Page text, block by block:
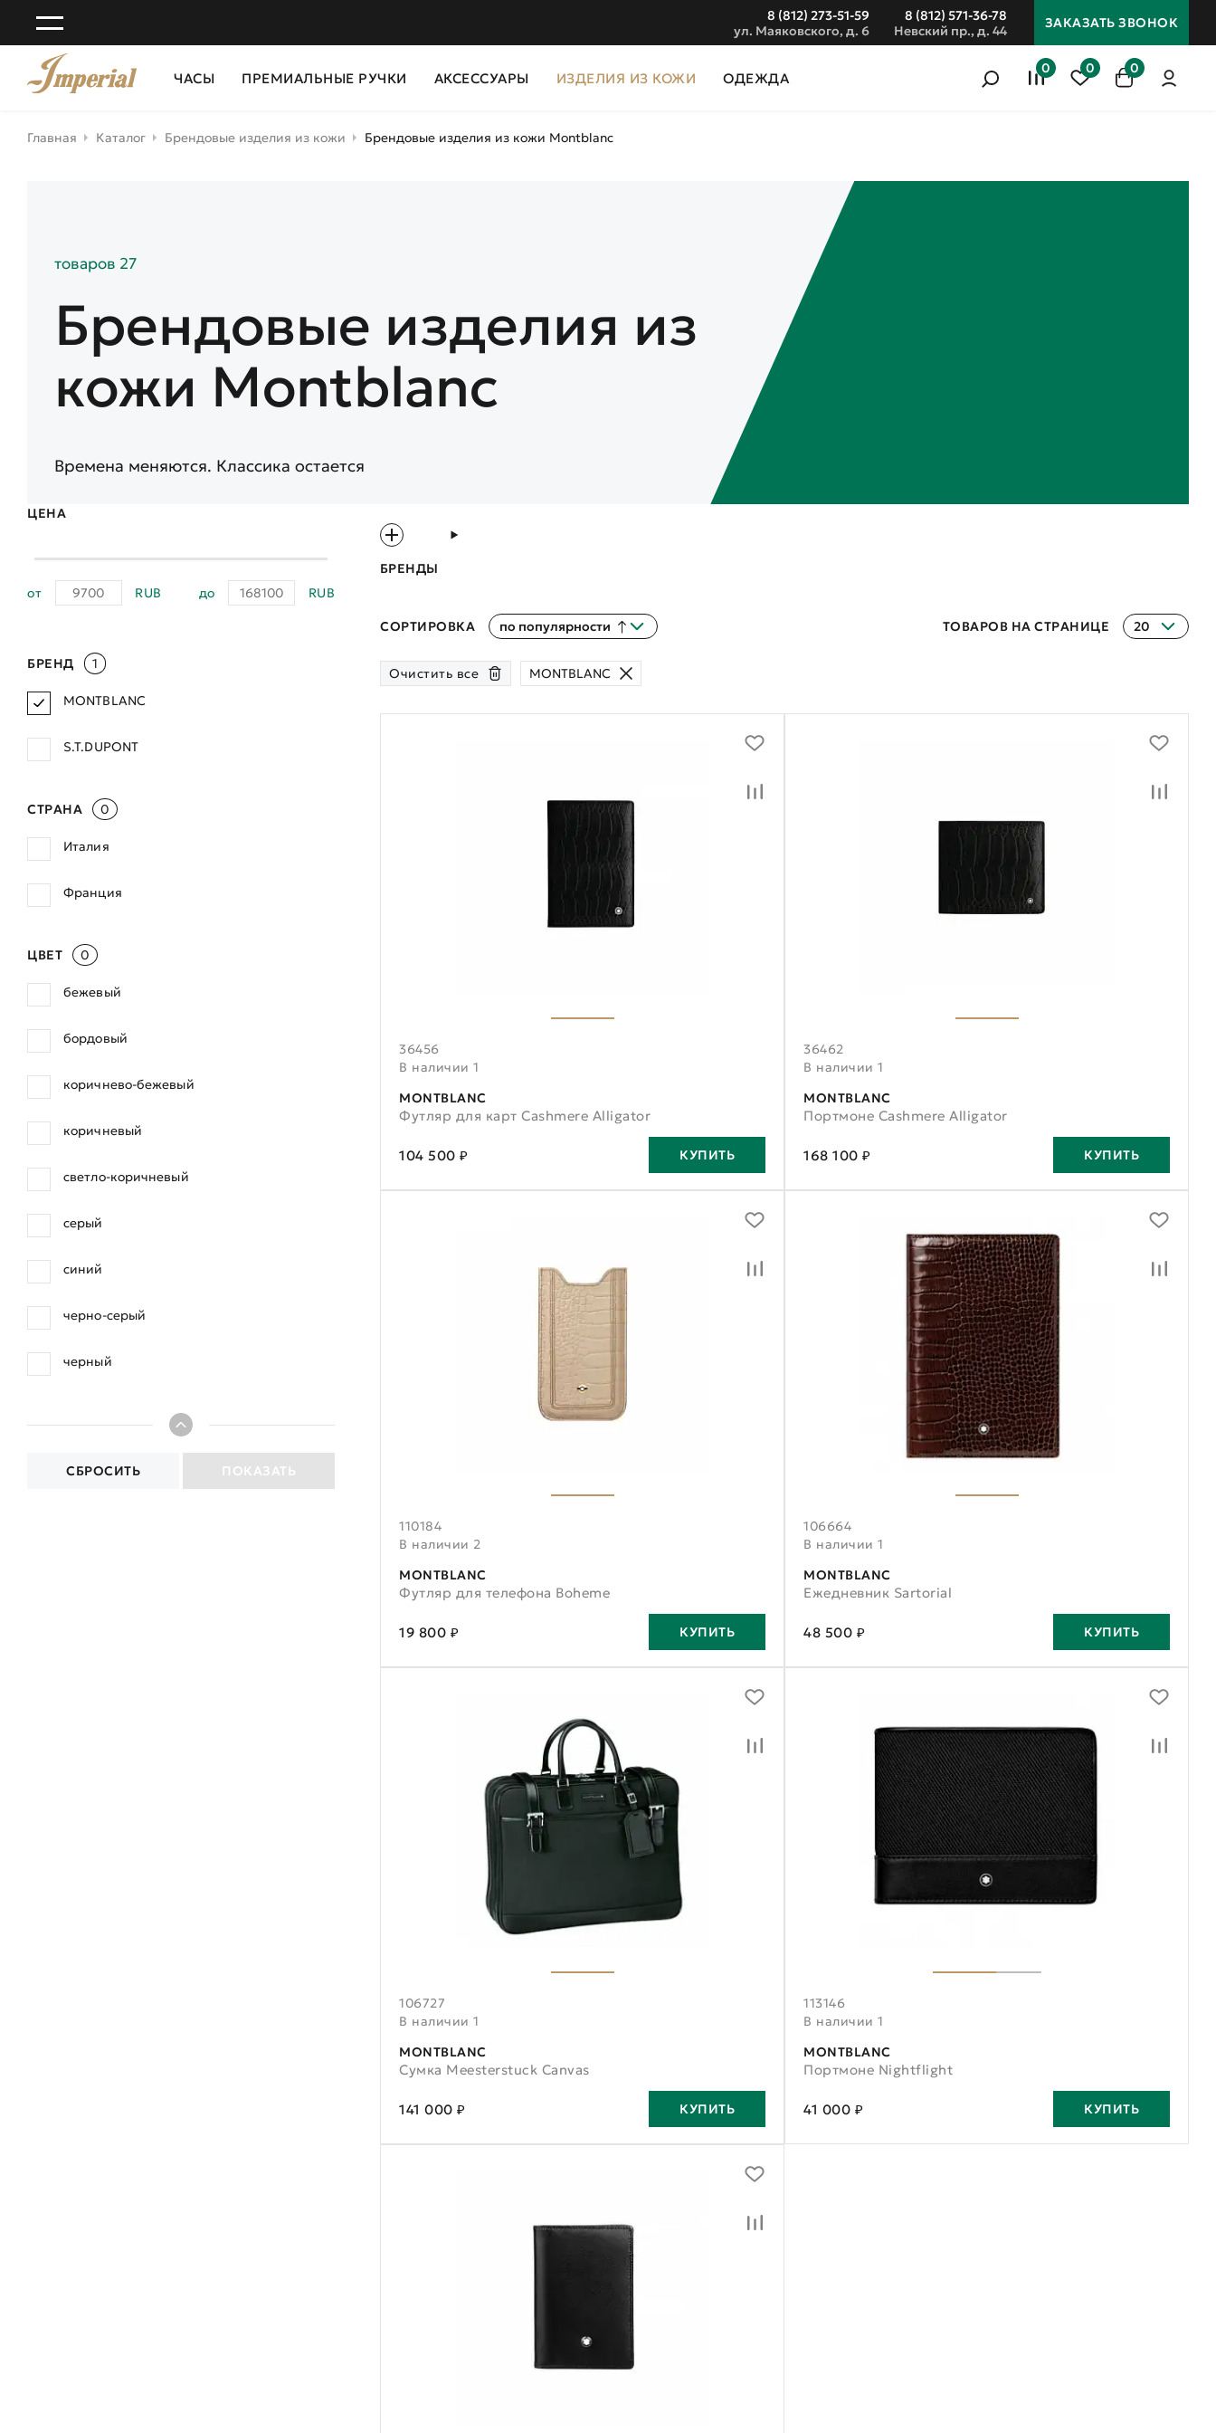
8 (812) 273-51-59
ул. Маяковского, д. 6
8 (812) 571-36-78
Невский пр., д. 44
ЗАКАЗАТЬ ЗВОНОК
ЧАСЫ ПРЕМИАЛЬНЫЕ РУЧКИ АКСЕССУАРЫ ИЗДЕЛИЯ ИЗ КОЖИ ОДЕЖДА
0 0 0
Главная Каталог Брендовые изделия из кожи Брендовые изделия из кожи Montblanc
товаров 27
Брендовые изделия из
кожи Montblanc
Времена меняются. Классика остается
ЦЕНА
от RUB до RUB
БРЕНД 1
MONTBLANC
S.T.DUPONT
СТРАНА 0
Италия
Франция
ЦВЕТ 0
бежевый
бордовый
коричнево-бежевый
коричневый
светло-коричневый
серый
синий
черно-серый
черный
СБРОСИТЬ ПОКАЗАТЬ
БРЕНДЫ
СОРТИРОВКА по популярности ТОВАРОВ НА СТРАНИЦЕ 20
Очистить все MONTBLANC
36456
В наличии 1
MONTBLANC
Футляр для карт Cashmere Alligator
104 500 ₽ КУПИТЬ
36462
В наличии 1
MONTBLANC
Портмоне Cashmere Alligator
168 100 ₽ КУПИТЬ
110184
В наличии 2
MONTBLANC
Футляр для телефона Boheme
19 800 ₽ КУПИТЬ
106664
В наличии 1
MONTBLANC
Ежедневник Sartorial
48 500 ₽ КУПИТЬ
106727
В наличии 1
MONTBLANC
Сумка Meesterstuck Canvas
141 000 ₽ КУПИТЬ
113146
В наличии 1
MONTBLANC
Портмоне Nightflight
41 000 ₽ КУПИТЬ